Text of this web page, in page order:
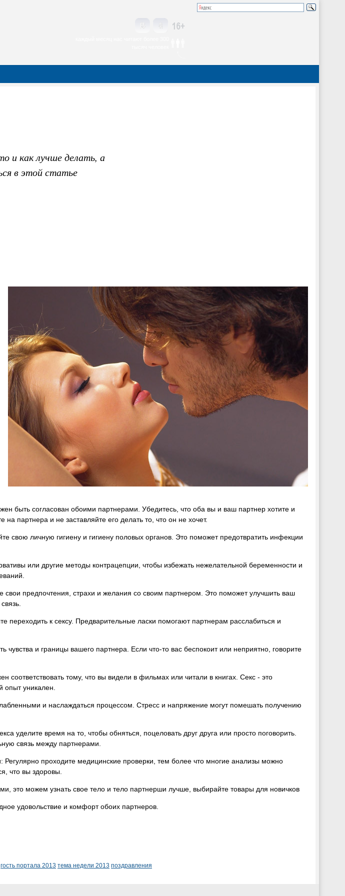
и как лучше делать, а
в этой статье
быть согласован обоими партнерами. Убедитесь, что оба вы и ваш партнер хотите и
на партнера и не заставляйте его делать то, что он не хочет.
свою личную гигиену и гигиену половых органов. Это поможет предотвратить инфекции
или другие методы контрацепции, чтобы избежать нежелательной беременности и
свои предпочтения, страхи и желания со своим партнером. Это поможет улучшить ваш
переходить к сексу. Предварительные ласки помогают партнерам расслабиться и
чувства и границы вашего партнера. Если что-то вас беспокоит или неприятно, говорите
соответствовать тому, что вы видели в фильмах или читали в книгах. Секс - это
опыт уникален.
и наслаждаться процессом. Стресс и напряжение могут помешать получению
уделите время на то, чтобы обняться, поцеловать друг друга или просто поговорить.
связь между партнерами.
Регулярно проходите медицинские проверки, тем более что многие анализы можно
что вы здоровы.
это можем узнать свое тело и тело партнерши лучше, выбирайте товары для новичков
удовольствие и комфорт обоих партнеров.
гость портала 2013 тема недели 2013 поздравления